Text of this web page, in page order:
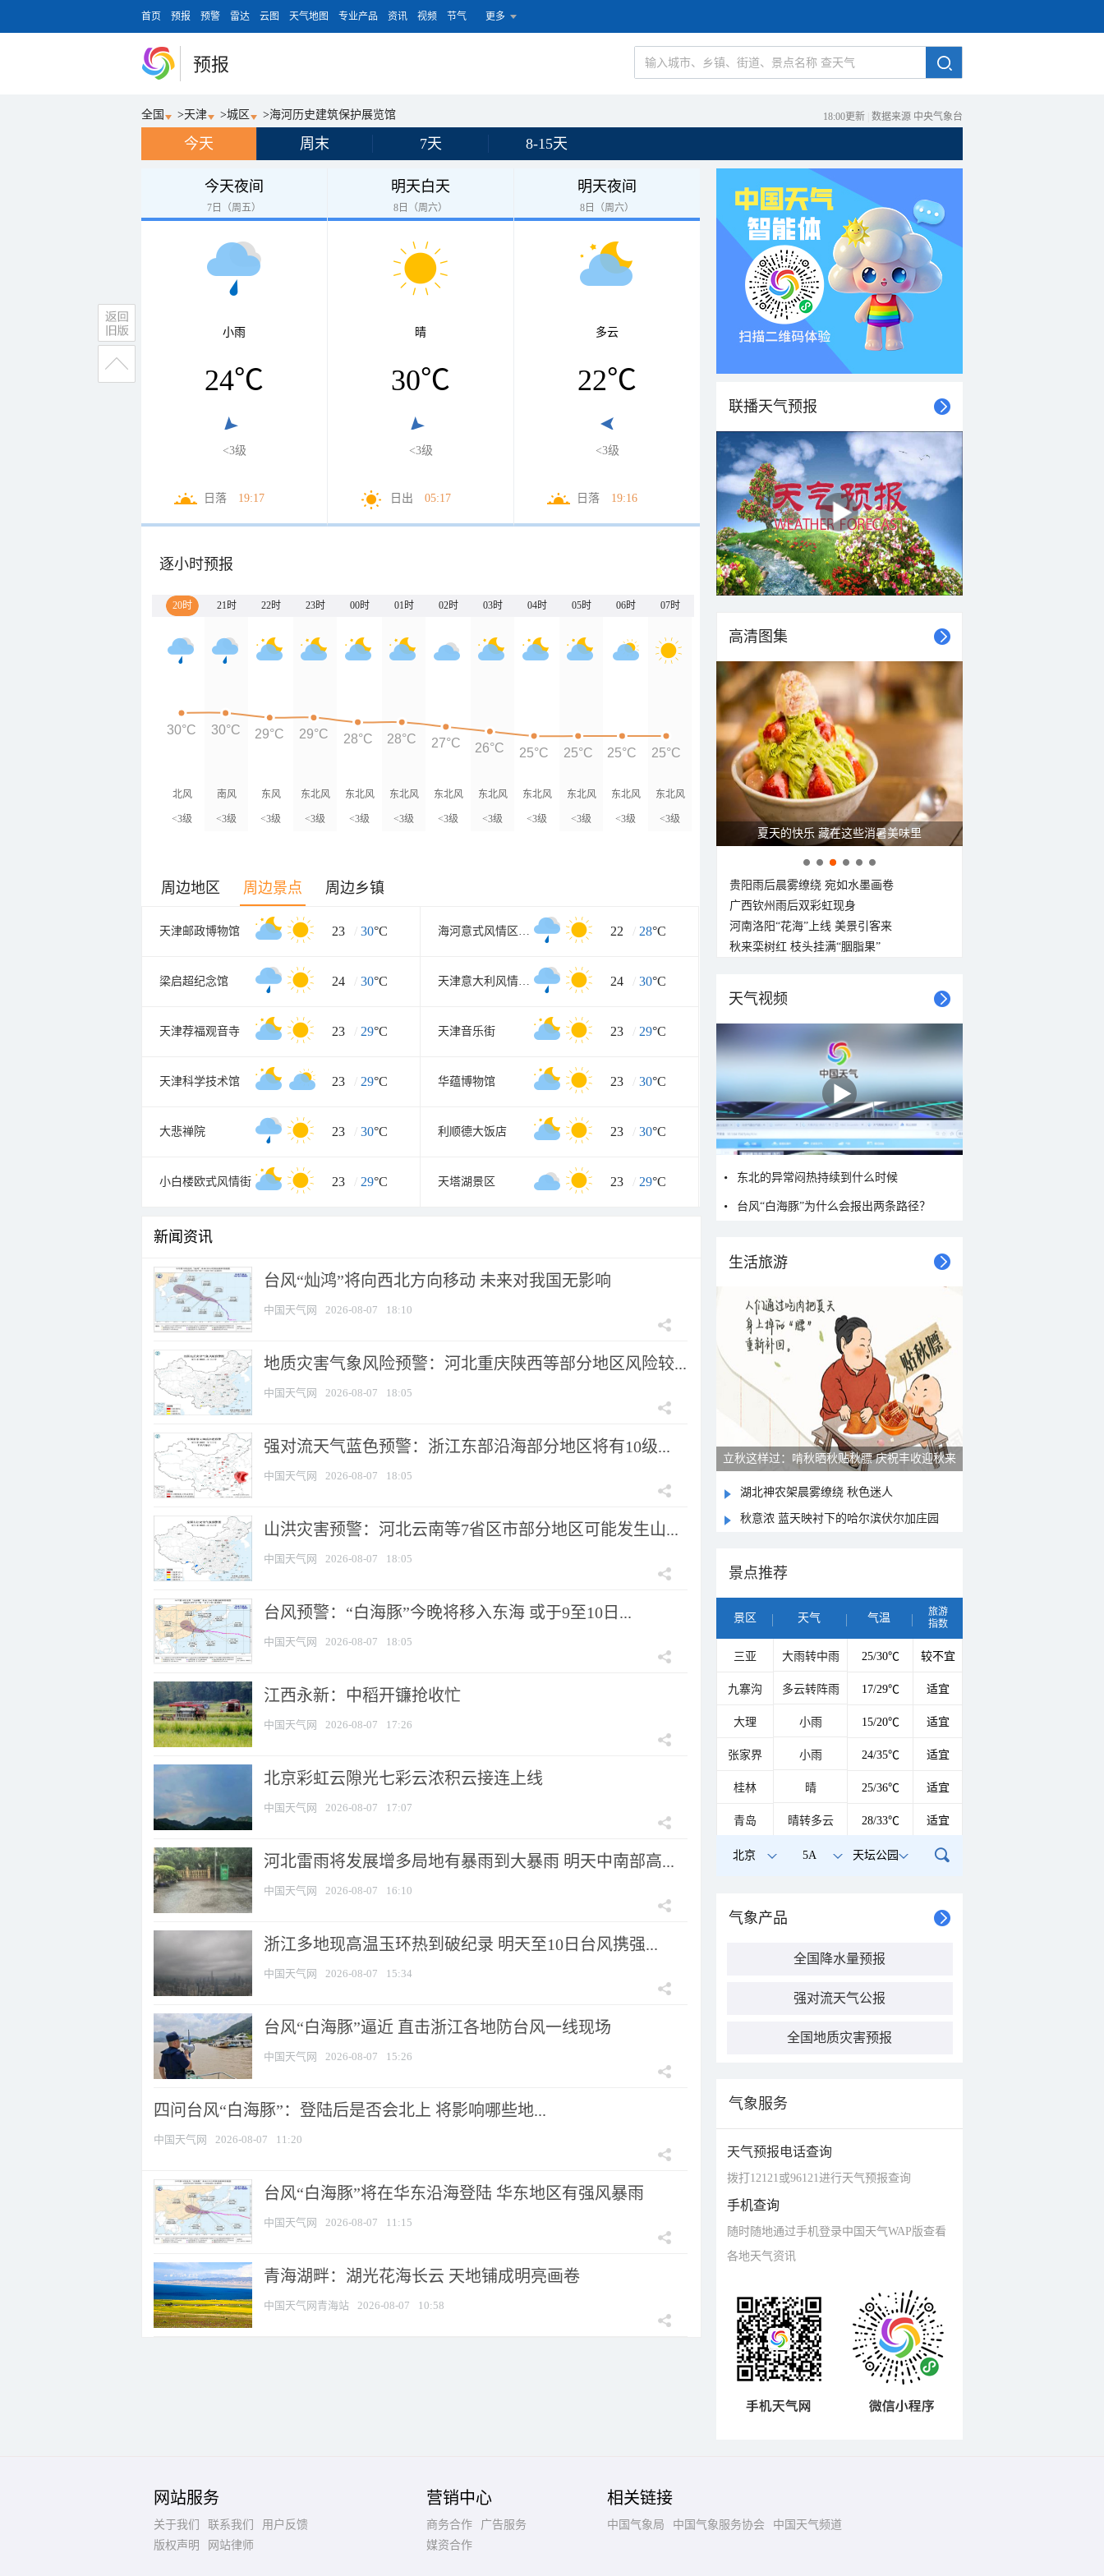
首页 预报 预警 雷达 云图 天气地图 专业产品 资讯 视频 节气 更多
预报
全国 >天津 >城区 >海河历史建筑保护展览馆 18:00更新 数据来源 中央气象台
今天 周末 7天 8-15天
今天夜间
7日（周五）
小雨
24℃
<3级
日落 19:17
明天白天
8日（周六）
晴
30℃
<3级
日出 05:17
明天夜间
8日（周六）
多云
22℃
<3级
日落 19:16
逐小时预报
20时 21时 22时 23时 00时 01时 02时 03时 04时 05时 06时 07时
北风
<3级
南风
<3级
东风
<3级
东北风
<3级
东北风
<3级
东北风
<3级
东北风
<3级
东北风
<3级
东北风
<3级
东北风
<3级
东北风
<3级
东北风
<3级
30°C 30°C 29°C 29°C 28°C 28°C 27°C 26°C 25°C 25°C 25°C 25°C
周边地区 周边景点 周边乡镇
天津邮政博物馆 23 / 30°C 海河意式风情区工业园A区 22 / 28°C
梁启超纪念馆 24 / 30°C 天津意大利风情旅游区 24 / 30°C
天津荐福观音寺 23 / 29°C 天津音乐街 23 / 29°C
天津科学技术馆 23 / 29°C 华蕴博物馆 23 / 30°C
大悲禅院 23 / 30°C 利顺德大饭店 23 / 30°C
小白楼欧式风情街 23 / 29°C 天塔湖景区 23 / 29°C
新闻资讯
台风“灿鸿”将向西北方向移动 未来对我国无影响
中国天气网 2026-08-07 18:10
地质灾害气象风险预警：河北重庆陕西等部分地区风险较...
中国天气网 2026-08-07 18:05
强对流天气蓝色预警：浙江东部沿海部分地区将有10级...
中国天气网 2026-08-07 18:05
山洪灾害预警：河北云南等7省区市部分地区可能发生山...
中国天气网 2026-08-07 18:05
台风预警：“白海豚”今晚将移入东海 或于9至10日...
中国天气网 2026-08-07 18:05
江西永新：中稻开镰抢收忙
中国天气网 2026-08-07 17:26
北京彩虹云隙光七彩云浓积云接连上线
中国天气网 2026-08-07 17:07
河北雷雨将发展增多局地有暴雨到大暴雨 明天中南部高...
中国天气网 2026-08-07 16:10
浙江多地现高温玉环热到破纪录 明天至10日台风携强...
中国天气网 2026-08-07 15:34
台风“白海豚”逼近 直击浙江各地防台风一线现场
中国天气网 2026-08-07 15:26
四问台风“白海豚”：登陆后是否会北上 将影响哪些地...
中国天气网 2026-08-07 11:20
台风“白海豚”将在华东沿海登陆 华东地区有强风暴雨
中国天气网 2026-08-07 11:15
青海湖畔：湖光花海长云 天地铺成明亮画卷
中国天气网青海站 2026-08-07 10:58
联播天气预报
高清图集
夏天的快乐 藏在这些消暑美味里
贵阳雨后晨雾缭绕 宛如水墨画卷
广西钦州雨后双彩虹现身
河南洛阳“花海”上线 美景引客来
秋来栾树红 枝头挂满“胭脂果”
天气视频
东北的异常闷热持续到什么时候
台风“白海豚”为什么会报出两条路径？
生活旅游
立秋这样过：啃秋晒秋贴秋膘 庆祝丰收迎秋来
湖北神农架晨雾缭绕 秋色迷人
秋意浓 蓝天映衬下的哈尔滨伏尔加庄园
景点推荐
景区 天气 气温
旅游
指数
三亚 大雨转中雨 25/30℃ 较不宜
九寨沟 多云转阵雨 17/29℃ 适宜
大理 小雨 15/20℃ 适宜
张家界 小雨 24/35℃ 适宜
桂林 晴 25/36℃ 适宜
青岛 晴转多云 28/33℃ 适宜
北京 5A 天坛公园
气象产品
全国降水量预报
强对流天气公报
全国地质灾害预报
气象服务
天气预报电话查询
拨打12121或96121进行天气预报查询
手机查询
随时随地通过手机登录中国天气WAP版查看
各地天气资讯
网站服务
关于我们 联系我们
用户反馈
版权声明
网站律师
营销中心
商务合作
广告服务
媒资合作
相关链接
中国气象局 中国气象服务协会 中国天气频道